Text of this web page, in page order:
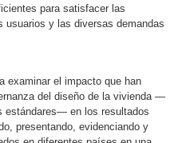
para satisfacer las
y las diversas demandas
examinar el impacto que han
del diseño de la vivienda —
estándares— en los resultados
presentando, evidenciando y